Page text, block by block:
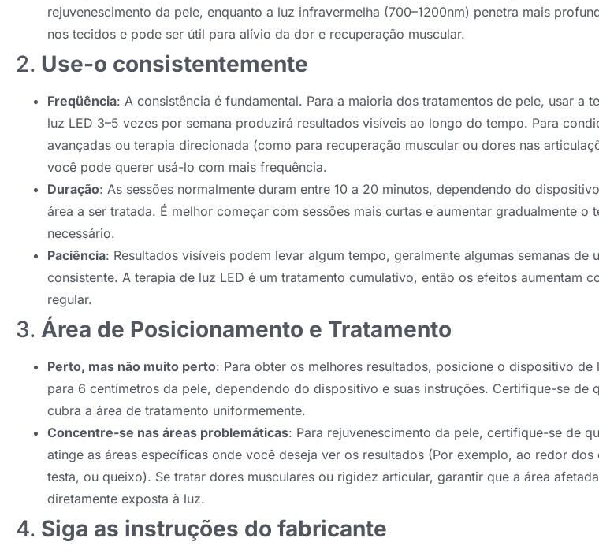
rejuvenescimento da pele, enquanto a luz infravermelha (700–1200nm) penetra mais
nos tecidos e pode ser útil para alívio da dor e recuperação muscular.
2. Use-o consistentemente
Freqüência: A consistência é fundamental. Para a maioria dos tratamentos de pele, usar a
luz LED 3–5 vezes por semana produzirá resultados visíveis ao longo do tempo. Para
avançadas ou terapia direcionada (como para recuperação muscular ou dores nas
você pode querer usá-lo com mais frequência.
Duração: As sessões normalmente duram entre 10 a 20 minutos, dependendo do
área a ser tratada. É melhor começar com sessões mais curtas e aumentar gradualmente o
necessário.
Paciência: Resultados visíveis podem levar algum tempo, geralmente algumas semanas de
consistente. A terapia de luz LED é um tratamento cumulativo, então os efeitos aumentam
regular.
3. Área de Posicionamento e Tratamento
Perto, mas não muito perto: Para obter os melhores resultados, posicione o dispositivo de
para 6 centímetros da pele, dependendo do dispositivo e suas instruções. Certifique-se de
cubra a área de tratamento uniformemente.
Concentre-se nas áreas problemáticas: Para rejuvenescimento da pele, certifique-se de
atinge as áreas específicas onde você deseja ver os resultados (Por exemplo, ao redor dos
testa, ou queixo). Se tratar dores musculares ou rigidez articular, garantir que a área
diretamente exposta à luz.
4. Siga as instruções do fabricante